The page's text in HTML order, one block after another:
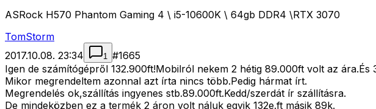
ASRock H570 Phantom Gaming 4 \ i5-10600K \ 64gb DDR4 \RTX 3070
TomStorm
2017.10.08. 23:34
1 #1665
Igen de számítógépről 132.900ft!Mobilról nekem 2 hétig 89.000ft volt az
Mikor megrendeltem azonnal azt írta nincs több.Pedig hármat írt.
Megrendelés ok,szállítás ingyenes stb.89.000ft.Kedd/szerdát ír szállításra.
De mindeközben ez a termék 2 áron volt náluk egyik 132e.ft másik 89k.